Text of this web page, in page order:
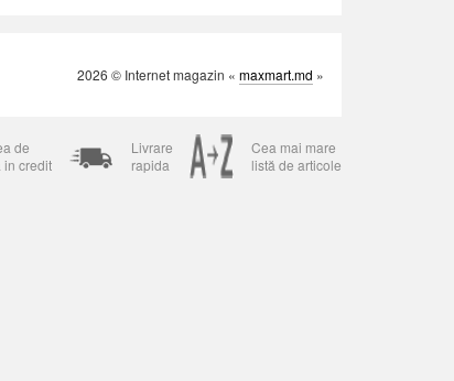
2026 © Internet magazin « maxmart.md »
de
in credit
Livrare
rapida
Cea mai mare
listă de articole